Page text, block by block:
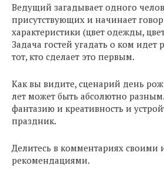
Ведущий загадывает одного
присутствующих и начинает
характеристики (цвет одежды,
Задача гостей угадать о ком идет
тот, кто сделает это первым.
Как вы видите, сценарий день
лет может быть абсолютно
фантазию и креативность и
праздник.
Делитесь в комментариях своими
рекомендациями.